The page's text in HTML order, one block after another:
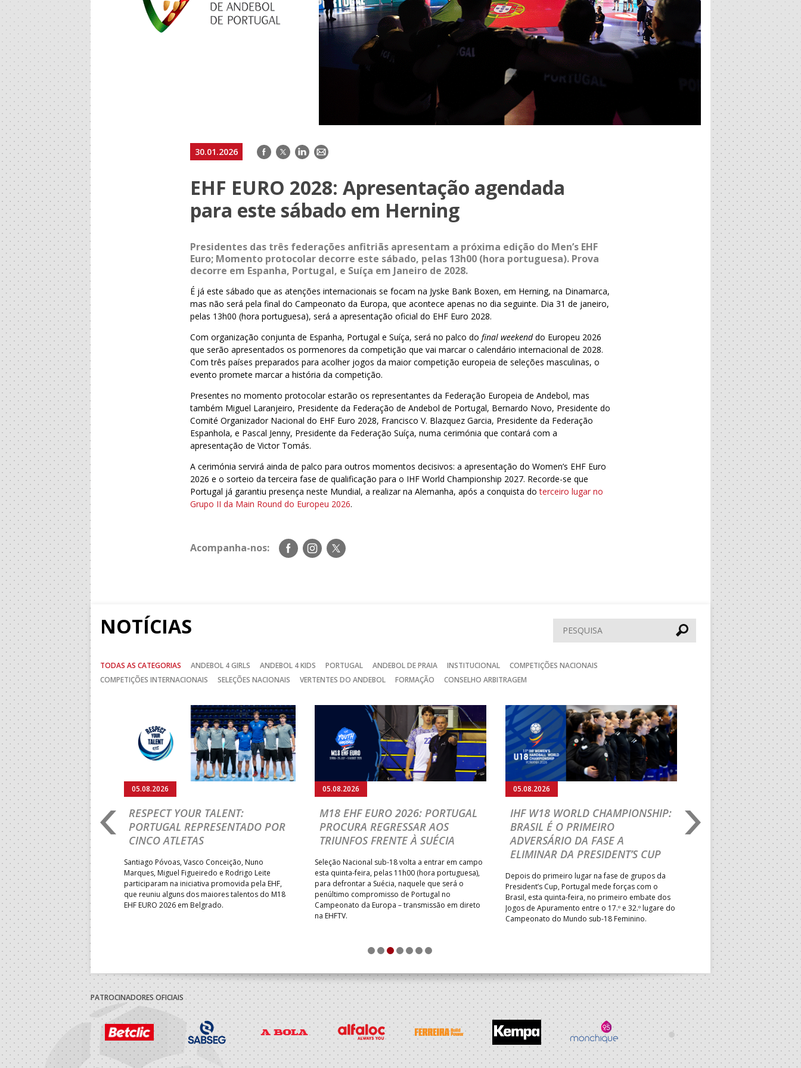
30.01.2026 Facebook
TwitterLinkedIn
E-
EHF EURO 2028: Apresentação agendada
para este sábado em Herning
Presidentes das três federações anfitriãs apresentam a próxima edição do Men’s EHF
Euro; Momento protocolar decorre este sábado, pelas 13h00 (hora portuguesa). Prova
decorre em Espanha, Portugal, e Suíça em Janeiro de 2028.
É já este sábado que as atenções internacionais se focam na Jyske Bank Boxen, em Herning, na Dinamarca,
mas não será pela final do Campeonato da Europa, que acontece apenas no dia seguinte. Dia 31 de janeiro,
pelas 13h00 (hora portuguesa), será a apresentação oficial do EHF Euro 2028.
Com organização conjunta de Espanha, Portugal e Suíça, será no palco dofinal weekenddo Europeu 2026
que serão apresentados os pormenores da competição que vai marcar o calendário internacional de 2028.
Com três países preparados para acolher jogos da maior competição europeia de seleções masculinas, o
evento promete marcar a história da competição.
Presentes no momento protocolar estarão os representantes da Federação Europeia de Andebol, mas
também Miguel Laranjeiro, Presidente da Federação de Andebol de Portugal, Bernardo Novo, Presidente do
Comité Organizador Nacional do EHF Euro 2028, Francisco V. Blazquez Garcia, Presidente da Federação
Espanhola, e Pascal Jenny, Presidente da Federação Suíça, numa cerimónia que contará com a
apresentação de Victor Tomás.
A cerimónia servirá ainda de palco para outros momentos decisivos: a apresentação do Women’s EHF Euro
2026 e o sorteio da terceira fase de qualificação para o IHF World Championship 2027. Recorde-se que
Portugal já garantiu presença neste Mundial, a realizar na Alemanha, após a conquista doterceiro lugar no
Grupo II da Main Round do Europeu 2026.
Acompanha-nos:
Siga-
nos
Siga-
nos
Siga-
nos
NOTÍCIAS Pesquisar
TODAS AS CATEGORIAS ANDEBOL 4 GIRLS ANDEBOL 4 KIDS PORTUGAL ANDEBOL DE PRAIA INSTITUCIONAL
COMPETIÇÕES NACIONAIS
COMPETIÇÕES INTERNACIONAIS
SELEÇÕES NACIONAIS VERTENTES DO ANDEBOL FORMAÇÃO CONSELHO ARBITRAGEM
2026: PORTUGAL
E SEGUE NA LUTA
18 regressou às vitórias no
ao superar a Suécia por 32-
uma vaga para o
do Mundo.
05.08.2026
RESPECT YOUR TALENT:
PORTUGAL REPRESENTADO POR
CINCO ATLETAS
Santiago Póvoas, Vasco Conceição, Nuno
Marques, Miguel Figueiredo e Rodrigo Leite
participaram na iniciativa promovida pela EHF,
que reuniu alguns dos maiores talentos do M18
EHF EURO 2026 em Belgrado.
05.08.2026
M18 EHF EURO 2026: PORTUGAL
PROCURA REGRESSAR AOS
TRIUNFOS FRENTE À SUÉCIA
Seleção Nacional sub-18 volta a entrar em campo
esta quinta-feira, pelas 11h00 (hora portuguesa),
para defrontar a Suécia, naquele que será o
penúltimo compromisso de Portugal no
Campeonato da Europa – transmissão em direto
na EHFTV.
05.08.2026
IHF W18 WORLD CHAMPIONSHIP:
BRASIL É O PRIMEIRO
ADVERSÁRIO DA FASE A
ELIMINAR DA PRESIDENT’S CUP
Depois do primeiro lugar na fase de grupos da
President’s Cup, Portugal mede forças com o
Brasil, esta quinta-feira, no primeiro embate dos
Jogos de Apuramento entre o 17.º e 32.º lugare do
Campeonato do Mundo sub-18 Feminino.
05.08.2026
IHF W18 WORLD
JOÃO VAREJÃO
CURSO
TREINADORES NA
Treinador português João
integrado na EHF Experts
preletores convidados pela
de Andebol, em Pitești,
de 400 treinadores.
Seguinte
1 2 3 4 5 6 7
PATROCINADORES OFICIAIS